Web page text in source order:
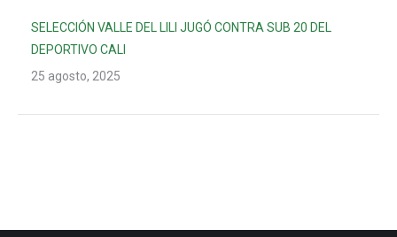
SELECCIÓN VALLE DEL LILI JUGÓ CONTRA SUB 20 DEL
DEPORTIVO CALI
25 agosto, 2025